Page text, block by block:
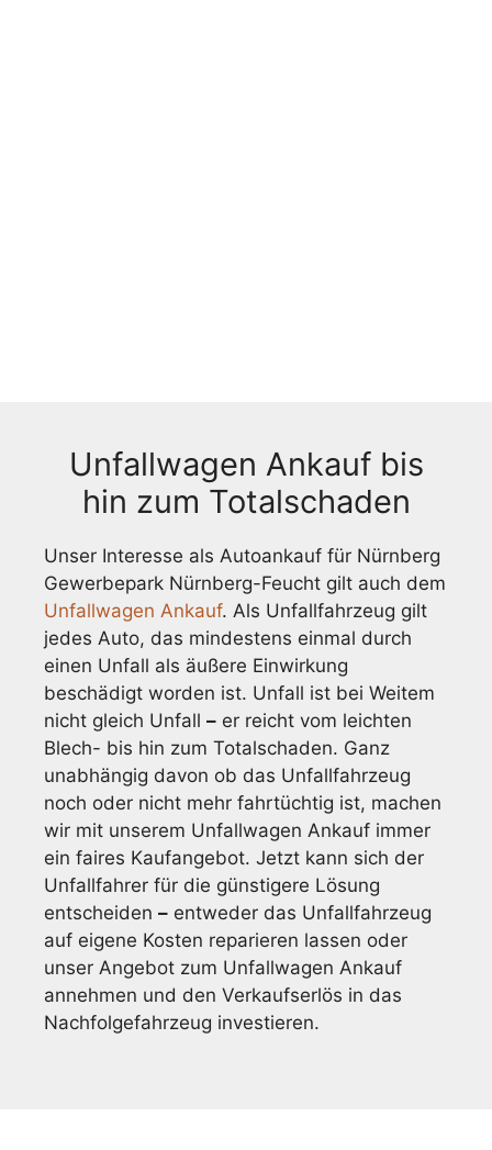
Unfallwagen Ankauf bis
hin zum Totalschaden
Unser Interesse als Autoankauf für Nürnberg
Gewerbepark Nürnberg-Feucht gilt auch dem
Unfallwagen Ankauf. Als Unfallfahrzeug gilt
jedes Auto, das mindestens einmal durch
einen Unfall als äußere Einwirkung
beschädigt worden ist. Unfall ist bei Weitem
nicht gleich Unfall – er reicht vom leichten
Blech- bis hin zum Totalschaden. Ganz
unabhängig davon ob das Unfallfahrzeug
noch oder nicht mehr fahrtüchtig ist, machen
wir mit unserem Unfallwagen Ankauf immer
ein faires Kaufangebot. Jetzt kann sich der
Unfallfahrer für die günstigere Lösung
entscheiden – entweder das Unfallfahrzeug
auf eigene Kosten reparieren lassen oder
unser Angebot zum Unfallwagen Ankauf
annehmen und den Verkaufserlös in das
Nachfolgefahrzeug investieren.